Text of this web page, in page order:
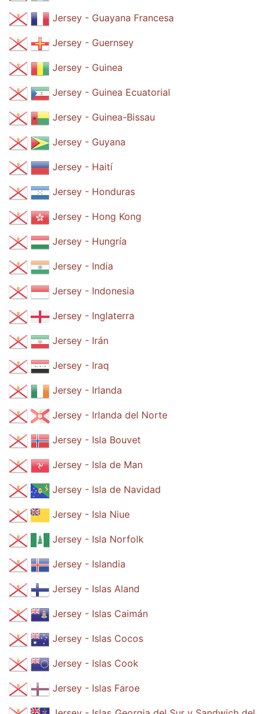
Jersey - Guayana Francesa
Jersey - Guernsey
Jersey - Guinea
Jersey - Guinea Ecuatorial
Jersey - Guinea-Bissau
Jersey - Guyana
Jersey - Haití
Jersey - Honduras
Jersey - Hong Kong
Jersey - Hungría
Jersey - India
Jersey - Indonesia
Jersey - Inglaterra
Jersey - Irán
Jersey - Iraq
Jersey - Irlanda
Jersey - Irlanda del Norte
Jersey - Isla Bouvet
Jersey - Isla de Man
Jersey - Isla de Navidad
Jersey - Isla Niue
Jersey - Isla Norfolk
Jersey - Islandia
Jersey - Islas Aland
Jersey - Islas Caimán
Jersey - Islas Cocos
Jersey - Islas Cook
Jersey - Islas Faroe